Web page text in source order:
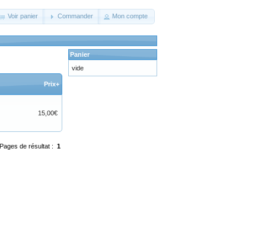
Voir panier Commander Mon compte
Prix+
15,00€
Pages de résultat : 1
Panier
vide